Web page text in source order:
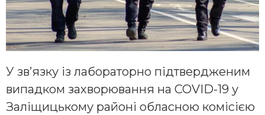
У зв’язку із лабораторно підтвердженим
випадком захворювання на COVID-19 у
Заліщицькому районі обласною комісією